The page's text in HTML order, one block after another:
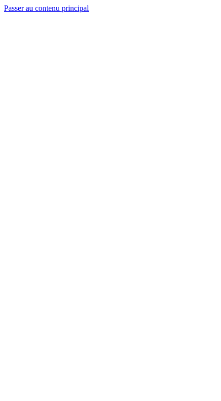
Passer au contenu principal